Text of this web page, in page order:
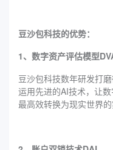
豆沙包科技的优势：
1、数字资产评估模型
豆沙包科技数年研发打
运用先进的AI技术，让
最高效转换为现实世界的